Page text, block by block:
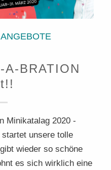
ANGEBOTE
BRATION
Minikatalag 2020 -
unsere tolle
wieder so schöne
es sich wirklich eine